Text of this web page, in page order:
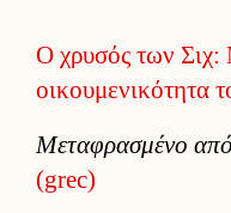
Ο χρυσός των Σιχ:
οικουμενικότητα
Μεταφρασμένο
(grec)